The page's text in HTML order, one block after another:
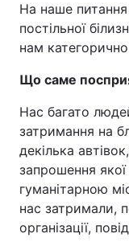
На наше
постільної
нам
Що саме
Нас багато
затримання на
декілька
запрошення
гуманітарною
нас затримали,
організації,